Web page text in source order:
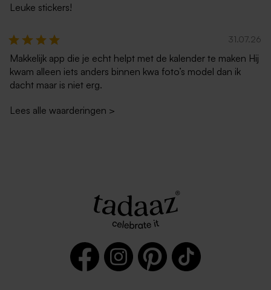
Leuke stickers!
31.07.26
Makkelijk app die je echt helpt met de kalender te maken Hij
kwam alleen iets anders binnen kwa foto’s model dan ik
dacht maar is niet erg.
Lees alle waarderingen >